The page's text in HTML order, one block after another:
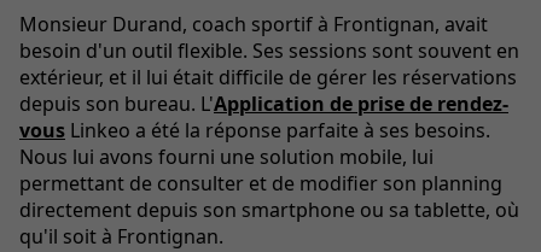
Monsieur Durand, coach sportif à Frontignan, avait
besoin d'un outil flexible. Ses sessions sont souvent en
extérieur, et il lui était difficile de gérer les réservations
depuis son bureau. L'Application de prise de rendez-
vous Linkeo a été la réponse parfaite à ses besoins.
Nous lui avons fourni une solution mobile, lui
permettant de consulter et de modifier son planning
directement depuis son smartphone ou sa tablette, où
qu'il soit à Frontignan.